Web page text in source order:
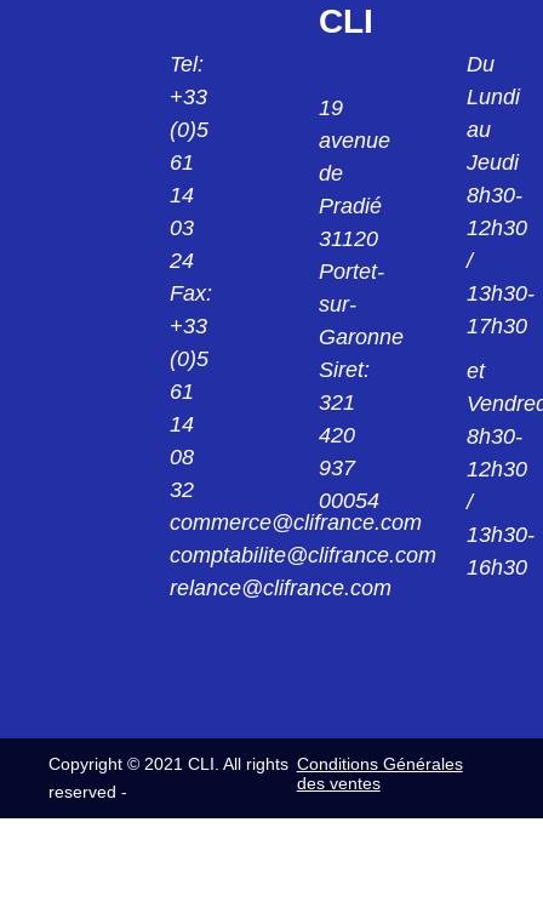
Tel:
+33
(0)5
61
14
03
24
Fax:
+33
(0)5
61
14
08
32
commerce@clifrance.com
comptabilite@clifrance.com
relance@clifrance.com
CLI
19
avenue
de
Pradié
31120
Portet-
sur-
Garonne
Siret:
321
420
937
00054
Du
Lundi
au
Jeudi
8h30-
12h30
/
13h30-
17h30
et
8h30-
12h30
/
13h30-
16h30
Copyright © 2021 CLI. All rights
reserved -
Conditions Générales
des ventes